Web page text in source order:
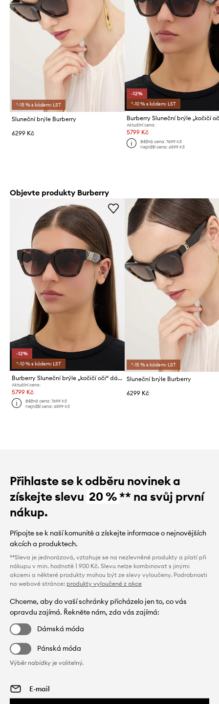
*-15 % s kódem: LST
Sluneční brýle Burberry
6299 Kč
-12%
*-10 % s kódem: LST
Aktuální cena:
5799 Kč
Běžná cena: 7699 Kč
Nejnižší cena: 6599 Kč
Objevte produkty Burberry
-12%
*-10 % s kódem: LST
Burberry Sluneční brýle „kočičí oči“ dámské
Aktuální cena:
5799 Kč
Běžná cena:7699 Kč
Nejnižší cena:6599 Kč
*-15 % s kódem: LST
Sluneční brýle Burberry
6299 Kč
Přihlaste se k odběru novinek a
získejte slevu 20 %** na svůj první
nákup.
Připojte se k naší komunitě a získejte informace o nejnovějších
akcích a produktech.
**Sleva je jednorázová, vztahuje se na nezlevněné produkty a platí při
nákupu v min. hodnotě 1 900 Kč. Slevu nelze kombinovat s jinými
akcemi a některé produkty mohou být ze slevy vyloučeny. Podrobnosti
na webové stránce: produkty vyloučené z akce
Chceme, aby do vaší schránky přicházelo jen to, co vás
opravdu zajímá. Řekněte nám, zda vás zajímá:
Dámská móda
Pánská móda
Výběr nabídky je volitelný.